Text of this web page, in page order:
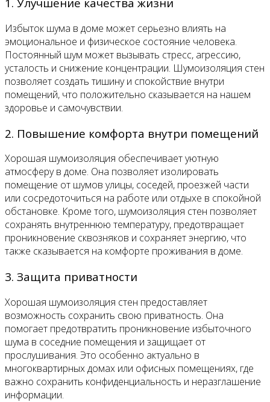
Избыток шума в доме может серьезно влиять на
эмоциональное и физическое состояние человека.
Постоянный шум может вызывать стресс, агрессию,
усталость и снижение концентрации. Шумоизоляция стен
позволяет создать тишину и спокойствие внутри
помещений, что положительно сказывается на нашем
здоровье и самочувствии.
2. Повышение комфорта внутри помещений
Хорошая шумоизоляция обеспечивает уютную
атмосферу в доме. Она позволяет изолировать
помещение от шумов улицы, соседей, проезжей части
или сосредоточиться на работе или отдыхе в спокойной
обстановке. Кроме того, шумоизоляция стен позволяет
сохранять внутреннюю температуру, предотвращает
проникновение сквозняков и сохраняет энергию, что
также сказывается на комфорте проживания в доме.
3. Защита приватности
Хорошая шумоизоляция стен предоставляет
возможность сохранить свою приватность. Она
помогает предотвратить проникновение избыточного
шума в соседние помещения и защищает от
прослушивания. Это особенно актуально в
многоквартирных домах или офисных помещениях, где
важно сохранить конфиденциальность и неразглашение
информации.